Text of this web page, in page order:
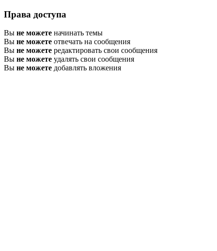
Права доступа
Вы не можете начинать темы
Вы не можете отвечать на сообщения
Вы не можете редактировать свои сообщения
Вы не можете удалять свои сообщения
Вы не можете добавлять вложения